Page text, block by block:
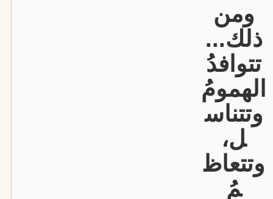
ومن
ذلك...
تتوافدُ
الهمومُ
وتتناس
ل،
وتتعاظ
مُ